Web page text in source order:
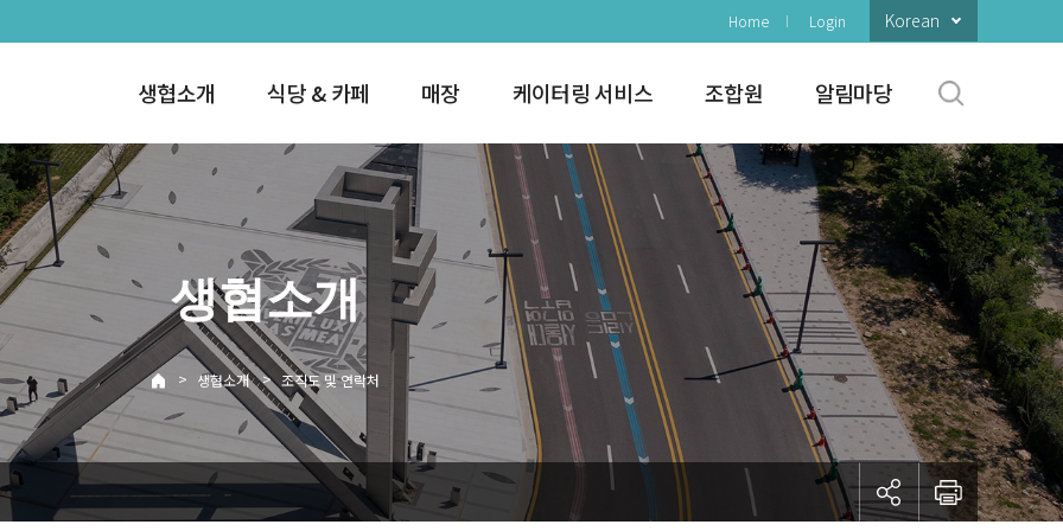
Home Login Korean
생협소개 식당 & 카페 매장 케이터링 서비스 조합원 알림마당
생협소개
> 생협소개 > 조직도 및 연락처